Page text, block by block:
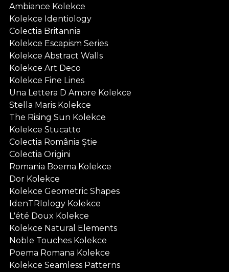
Ambiance Kolekce
Kolekce Identiology
Colectia Britannia
Kolekce Escapism Series
Kolekce Abstract Walls
Kolekce Art Deco
Kolekce Fine Lines
Una Lettera D Amore Kolekce
Stella Maris Kolekce
The Rising Sun Kolekce
Kolekce Stucatto
Colectia România Știe
Colectia Origini
Romania Boema Kolekce
Dor Kolekce
Kolekce Geometric Shapes
IdenTRIology Kolekce
L'été Doux Kolekce
Kolekce Natural Elements
Noble Touches Kolekce
Poema Romana Kolekce
Kolekce Seamless Patterns